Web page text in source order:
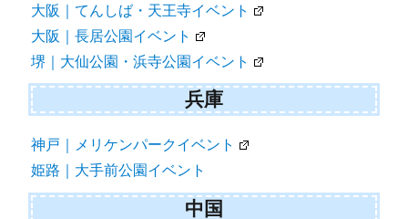
大阪｜てんしば・天王寺イベント
大阪｜長居公園イベント
堺｜大仙公園・浜寺公園イベント
兵庫
神戸｜メリケンパークイベント
姫路｜大手前公園イベント
中国